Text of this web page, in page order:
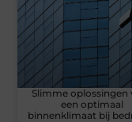
Slimme oplossingen
een optimaal
binnenklimaat bij